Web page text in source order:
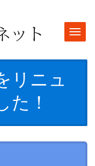
リニュ
た！